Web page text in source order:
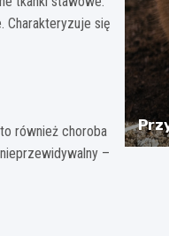
Charakteryzuje się
również choroba
–